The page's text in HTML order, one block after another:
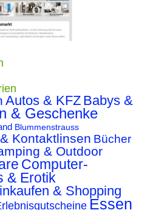
Autos & KFZ Babys &
& Geschenke
Blummenstrauss
Kontaktlinsen Bücher
& Outdoor
Computer-
& Erotik
& Shopping
Essen